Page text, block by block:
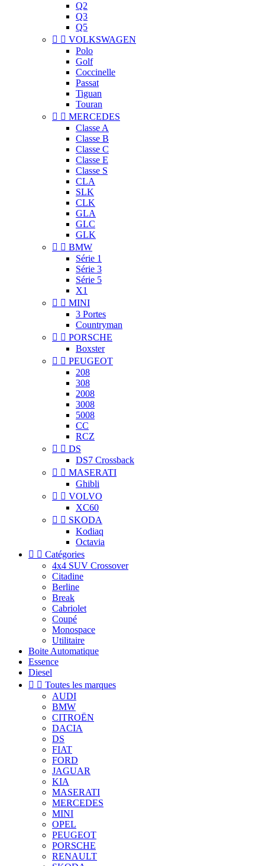
Q2
Q3
Q5
  VOLKSWAGEN
Polo
Golf
Coccinelle
Passat
Tiguan
Touran
  MERCEDES
Classe A
Classe B
Classe C
Classe E
Classe S
CLA
SLK
CLK
GLA
GLC
GLK
  BMW
Série 1
Série 3
Série 5
X1
  MINI
3 Portes
Countryman
  PORSCHE
Boxster
  PEUGEOT
208
308
2008
3008
5008
CC
RCZ
  DS
DS7 Crossback
  MASERATI
Ghibli
  VOLVO
XC60
  SKODA
Kodiaq
Octavia
  Catégories
4x4 SUV Crossover
Citadine
Berline
Break
Cabriolet
Coupé
Monospace
Utilitaire
Boite Automatique
Essence
Diesel
  Toutes les marques
AUDI
BMW
CITROËN
DACIA
DS
FIAT
FORD
JAGUAR
KIA
MASERATI
MERCEDES
MINI
OPEL
PEUGEOT
PORSCHE
RENAULT